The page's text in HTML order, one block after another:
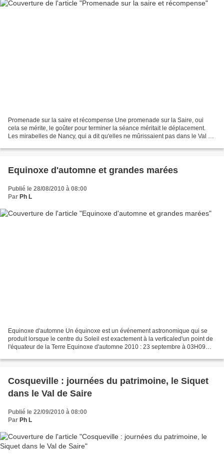
Promenade sur la saire et récompense Une promenade sur la Saire, oui
cela se mérite, le goûter pour terminer la séance méritait le déplacement.
Les mirabelles de Nancy, qui a dit qu'elles ne mûrissaient pas dans le Val de
Equinoxe d'automne et grandes marées
Publié le 28/08/2010 à 08:00
Par Ph L
Equinoxe d'automne Un équinoxe est un événement astronomique qui se
produit lorsque le centre du Soleil est exactement à la verticaled'un point de
l'équateur de la Terre Equinoxe d'automne 2010 : 23 septembre à 03H09
Cosqueville : journées du patrimoine, le Siquet
dans le Val de Saire
Publié le 22/09/2010 à 08:00
Par Ph L